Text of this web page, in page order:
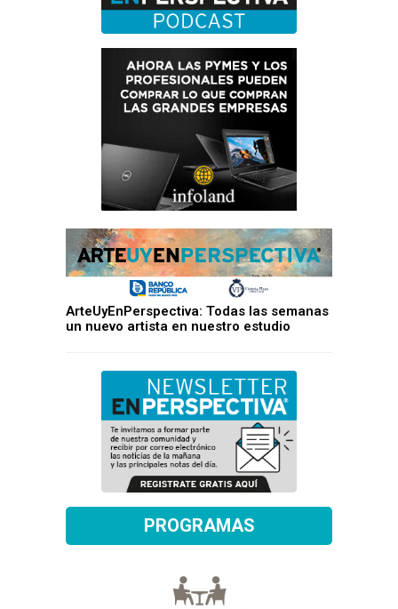
ArteUyEnPerspectiva: Todas las semanas
un nuevo artista en nuestro estudio
PROGRAMAS